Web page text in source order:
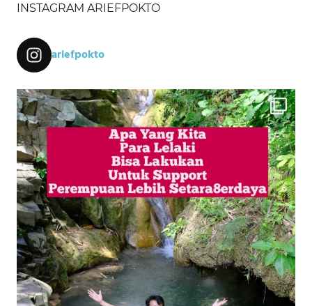
INSTAGRAM ARIEFPOKTO
ariefpokto